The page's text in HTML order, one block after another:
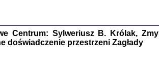
Sewek Okonowski,
Centrum: Sylweriusz B. Królak,
doświadczenie przestrzeni Zagłady